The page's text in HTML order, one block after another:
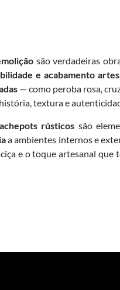
são verdadeiras
e acabamento
— como peroba rosa,
textura e
rústicos são
a ambientes internos e
e o toque artesanal que